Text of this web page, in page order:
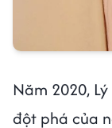
Năm 2020,
đột phá của